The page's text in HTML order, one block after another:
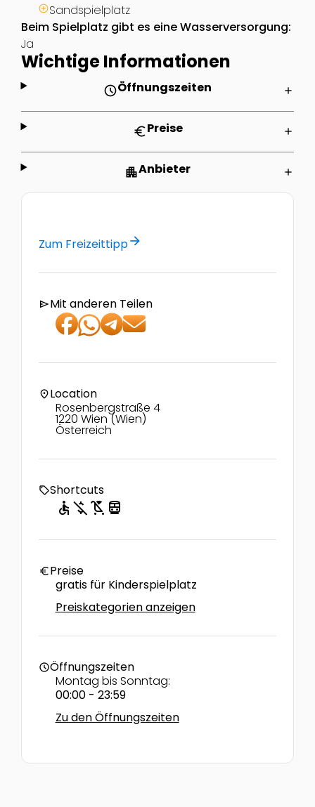
Sandspielplatz
Beim Spielplatz gibt es eine Wasserversorgung:
Ja
Wichtige Informationen
scheduleÖffnungszeiten add
euroPreise add
apartmentAnbieter add
Zum Freizeittipparrow_forward
sendMit anderen Teilen
location_onLocation
Rosenbergstraße 4
1220 Wien (Wien)
Österreich
local_offerShortcuts
accessible money_off child_friendly directions_transit
euroPreise
gratis für Kinderspielplatz
Preiskategorien anzeigen
scheduleÖffnungszeiten
Montag bis Sonntag:
00:00 - 23:59
Zu den Öffnungszeiten